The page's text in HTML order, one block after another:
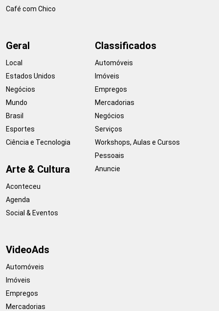
Café com Chico
Geral
Local
Estados Unidos
Negócios
Mundo
Brasil
Esportes
Ciência e Tecnologia
Arte & Cultura
Aconteceu
Agenda
Social & Eventos
Classificados
Automóveis
Imóveis
Empregos
Mercadorias
Negócios
Serviços
Workshops, Aulas e Cursos
Pessoais
Anuncie
VideoAds
Automóveis
Imóveis
Empregos
Mercadorias